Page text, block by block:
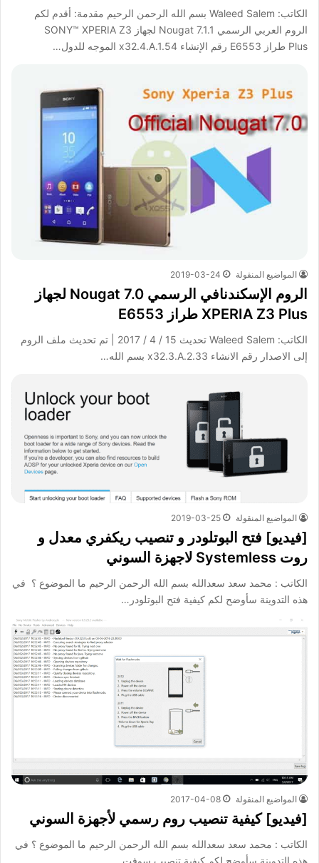
الكاتب: Waleed Salem بسم الله الرحمن الرحيم مقدمة: أقدم لكم
الروم العربي الرسمي Nougat 7.1.1 لجهاز SONY™ XPERIA Z3
Plus طراز E6553 رقم الإنشاء x32.4.A.1.54 الموجه للدول…
المواضيع المنقولة 2019-03-24
الروم الإسكندنافي الرسمي Nougat 7.0 لجهاز
XPERIA Z3 Plus طراز E6553
الكاتب: Waleed Salem تحديث 15 / 4 / 2017 | تم تحديث ملف الروم
إلى الاصدار رقم الانشاء x32.3.A.2.33 بسم الله…
المواضيع المنقولة 2019-03-25
[فيديو] فتح البوتلودر و تنصيب ريكفري معدل و
روت Systemless لاجهزة السوني
الكاتب : محمد سعد سعدالله بسم الله الرحمن الرحيم ما الموضوع ؟ في
هذه التدوينة سأوضح لكم كيفية فتح البوتلودر…
المواضيع المنقولة 2017-04-08
[فيديو] كيفية تنصيب روم رسمي لأجهزة السوني
الكاتب : محمد سعد سعدالله بسم الله الرحمن الرحيم ما الموضوع ؟ في
هذه التدوينة سأوضح لكم كيفية تنصيب سوفت…